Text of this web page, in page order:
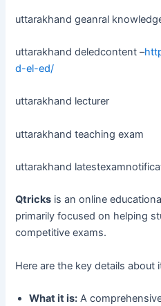
uttarakhand geanral
uttarakhand deledcontent –
d-el-ed/
uttarakhand lecturer
uttarakhand teaching exam
uttarakhand
Qtricks is an online
primarily focused on helping
competitive exams.
Here are the key details about
What it is: A